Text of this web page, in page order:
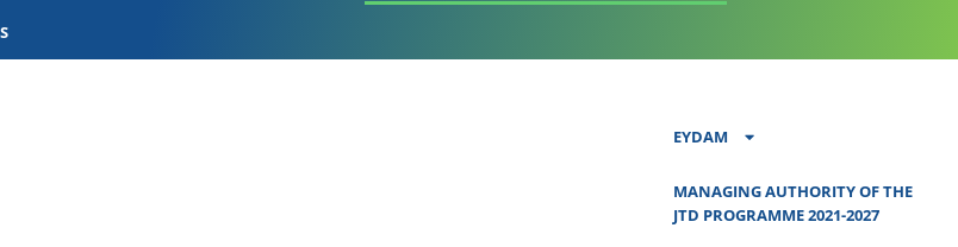
EYDAM
MANAGING AUTHORITY OF THE
JTD PROGRAMME 2021-2027